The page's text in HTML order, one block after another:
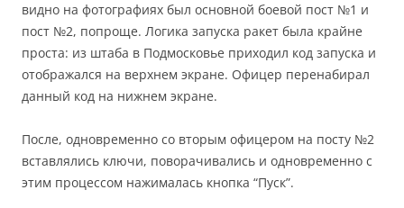
видно на фотографиях был основной боевой пост №1 и
пост №2, попроще. Логика запуска ракет была крайне
проста: из штаба в Подмосковье приходил код запуска и
отображался на верхнем экране. Офицер перенабирал
данный код на нижнем экране.
После, одновременно со вторым офицером на посту №2
вставлялись ключи, поворачивались и одновременно с
этим процессом нажималась кнопка “Пуск”.